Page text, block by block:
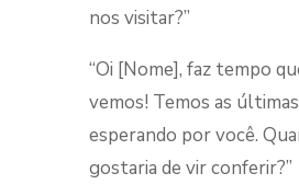
nos visitar?”
“Oi [Nome], faz tempo
vemos! Temos as
esperando por você.
gostaria de vir conferir?”